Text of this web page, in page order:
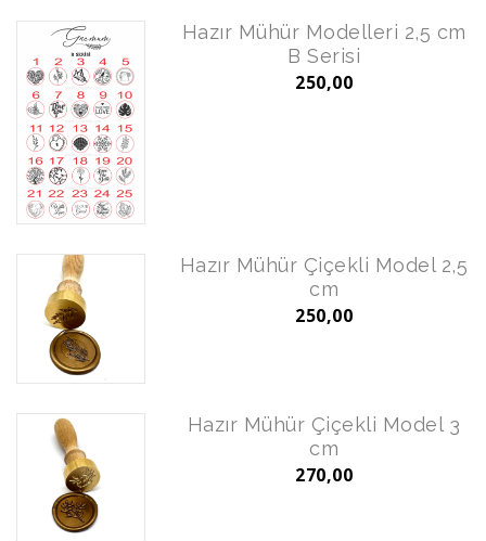
Hazır Mühür Modelleri 2,5 cm
B Serisi
250,00
Hazır Mühür Çiçekli Model 2,5
cm
250,00
Hazır Mühür Çiçekli Model 3
cm
270,00